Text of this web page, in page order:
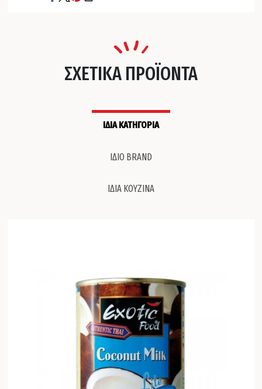
ΣΧΕΤΙΚΑ ΠΡΟΪΟΝΤΑ
ΙΔΙΑ ΚΑΤΗΓΟΡΙΑ
ΙΔΙΟ BRAND
ΙΔΙΑ ΚΟΥΖΙΝΑ